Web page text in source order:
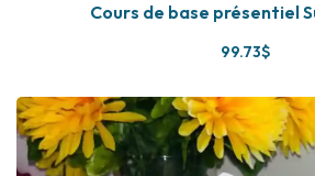
Cours de base présentiel
99.73$